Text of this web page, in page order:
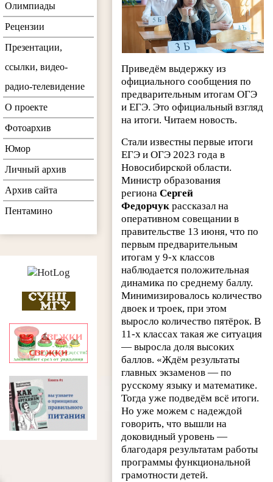
Приведём выдержку из
официального сообщения по
предварительным итогам ОГЭ
и ЕГЭ. Это официальный взгляд
на итоги. Читаем новость.
Стали известны первые итоги
ЕГЭ и ОГЭ 2023 года в
Новосибирской области.
Министр образования
регионаСергей
Федорчук рассказал на
оперативном совещании в
правительстве 13 июня, что по
первым предварительным
итогам у 9-х классов
наблюдается положительная
динамика по среднему баллу.
Минимизировалось количество
двоек и троек, при этом
выросло количество пятёрок. В
11-х классах такая же ситуация
— выросла доля высоких
баллов. «Ждём результаты
главных экзаменов — по
русскому языку и математике.
Тогда уже подведём всё итоги.
Но уже можем с надеждой
говорить, что вышли на
доковидный уровень —
благодаря результатам работы
программы функциональной
грамотности детей.
Олимпиады
Рецензии
Презентации,
ссылки, видео-
радио-телевидение
О проекте
Фотоархив
Юмор
Личный архив
Архив сайта
Пентамино